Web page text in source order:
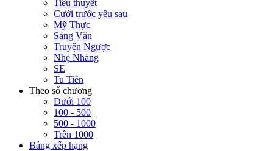
Tiểu thuyết
Cưới trước yêu sau
Mỹ Thực
Sảng Văn
Truyện Ngược
Nhẹ Nhàng
SE
Tu Tiên
Theo số chương
Dưới 100
100 - 500
500 - 1000
Trên 1000
Bảng xếp hạng